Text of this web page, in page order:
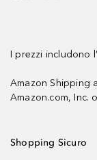
I prezzi includono
Amazon Shipping
Amazon.com, Inc.
Shopping Sicuro